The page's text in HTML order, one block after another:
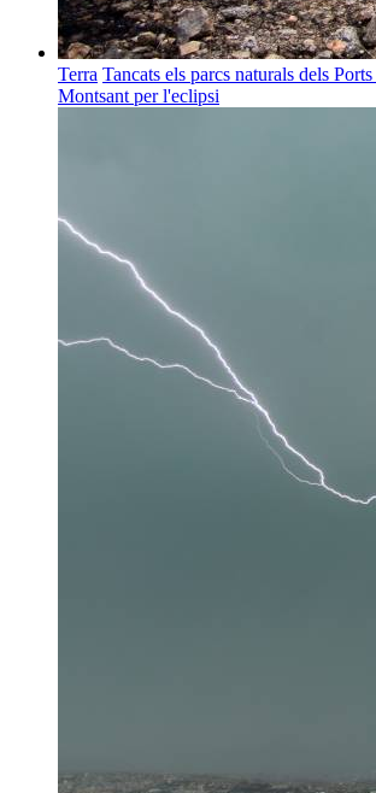
Terra Tancats els parcs naturals dels
Montsant per l'eclipsi